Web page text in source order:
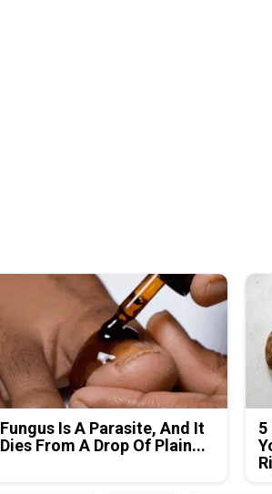
Fungus Is A Parasite, And It
Dies From A Drop Of Plain...
5